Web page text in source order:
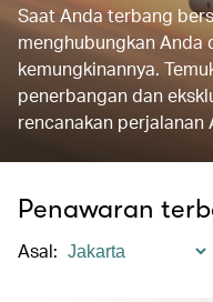
Saat Anda terbang
menghubungkan Anda
kemungkinannya.
penerbangan dan
rencanakan perjalanan
Penawaran
Asal: